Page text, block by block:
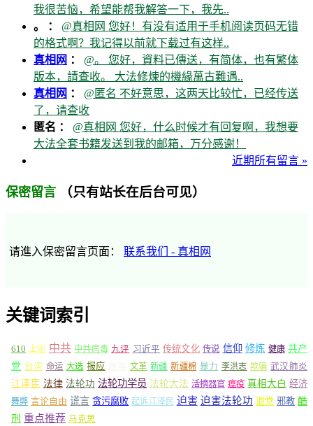
我很苦恼，希望能帮我解答一下，我先..
。 ： @真相网 您好！有没有适用于手机阅读页码无错
的格式啊？我记得以前就下载过有这样..
真相网 ： @。 您好，資料已傳送，有简体，也有繁体
版本，請查收。 大法修煉的機緣萬古難遇..
真相网 ： @匿名 不好意思，这两天比较忙，已经传送
了，请查收
匿名 ： @真相网 您好，什么时候才有回复啊，我想要
大法全套书籍发送到我的邮箱，万分感谢！
近期所有留言 »
保密留言 （只有站长在后台可见）
请進入保密留言页面： 联系我们 - 真相网
关键词索引
610 上访 中共 中共病毒 九评 习近平 传统文化 传说 信仰 修炼 健康 共产
党 台湾 命运 大选 报应 文革 新疆 新疆棉 暴力 李洪志 欺骗 武汉肺炎
江泽民 法律 法轮功 法轮功学员 法轮大法 活摘器官 瘟疫 真相大白 经济
舞弊 言论自由 谎言 贪污腐败 起诉江泽民 迫害 迫害法轮功 退党 邪教 酷
刑 重点推荐 马克思